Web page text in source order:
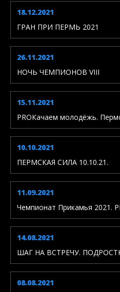
18.12.2021
ГРАН ПРИ ПЕРМЬ 2021
26.11.2021
НОЧЬ ЧЕМПИОНОВ VIII
15.11.2021
PROКачаем молодёжь.
10.10.2021
ПЕРМСКАЯ СИЛА 10.10.21.
11.09.2021
Чемпионат Прикамья 2021.
14.08.2021
ШАГ НА ВСТРЕЧУ.
08.08.2021